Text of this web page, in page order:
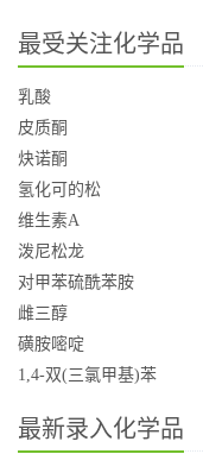
最受关注化学品
乳酸
皮质酮
炔诺酮
氢化可的松
维生素A
泼尼松龙
对甲苯硫酰苯胺
雌三醇
磺胺嘧啶
1,4-双(三氯甲基)苯
最新录入化学品